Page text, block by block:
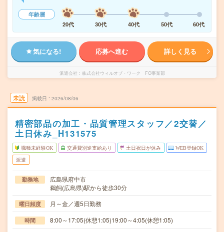
年齢層
20代
30代 40代 50代 60代
気になる! 応募へ進む 詳しく見る
派遣会社 株式会社ウィルオブ・ワーク FO事業部
未読 掲載日 2026/08/06
精密部品の加工・品質管理スタッフ／2交替／
土日休み_H131575
職種未経験OK 交通費別途支給あり 土日祝日が休み WEB登録OK
派遣
勤務地
広島県府中市
鵜飼(広島県)駅から徒歩30分
曜日頻度 月～金／週5日勤務
時間 8:00～17:05(休憩1:05)19:00～4:05(休憩1:05)